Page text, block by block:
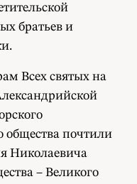
братьев и
Всех святых на
общества почтили
Николаевича
– Великого